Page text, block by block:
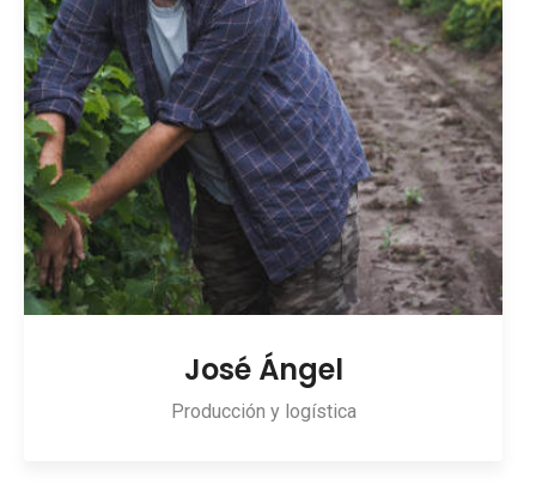
José Ángel
Producción y logística